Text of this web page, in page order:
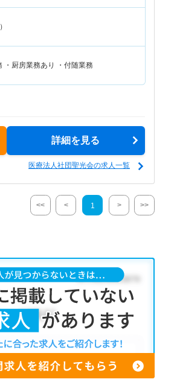
・厨房業務あり ・付随業務
詳細を見る
医療法人社団聖光会の求人一覧
<< < 1 > >>